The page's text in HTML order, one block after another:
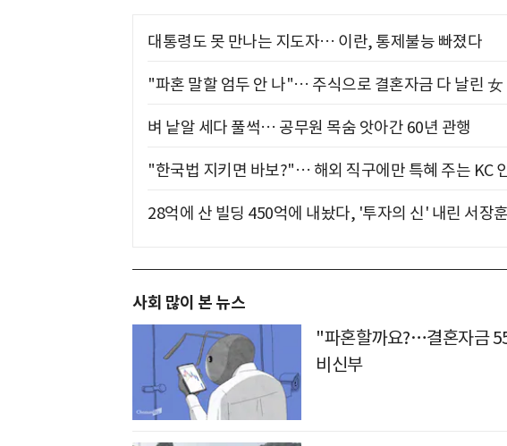
대통령도 못 만나는 지도자… 이란, 통제불능 빠졌다
"파혼 말할 엄두 안 나"… 주식으로 결혼자금 다 날린 女
벼 낱알 세다 풀썩… 공무원 목숨 앗아간 60년 관행
"한국법 지키면 바보?"… 해외 직구에만 특혜 주는 KC
28억에 산 빌딩 450억에 내놨다, '투자의 신' 내린 서장훈
사회 많이 본 뉴스
"파혼할까요?…결혼자금
비신부